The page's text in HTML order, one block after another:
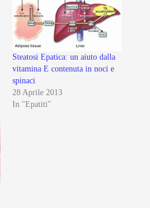
Steatosi Epatica: un aiuto dalla
vitamina E contenuta in noci e
spinaci
28 Aprile 2013
In "Epatiti"